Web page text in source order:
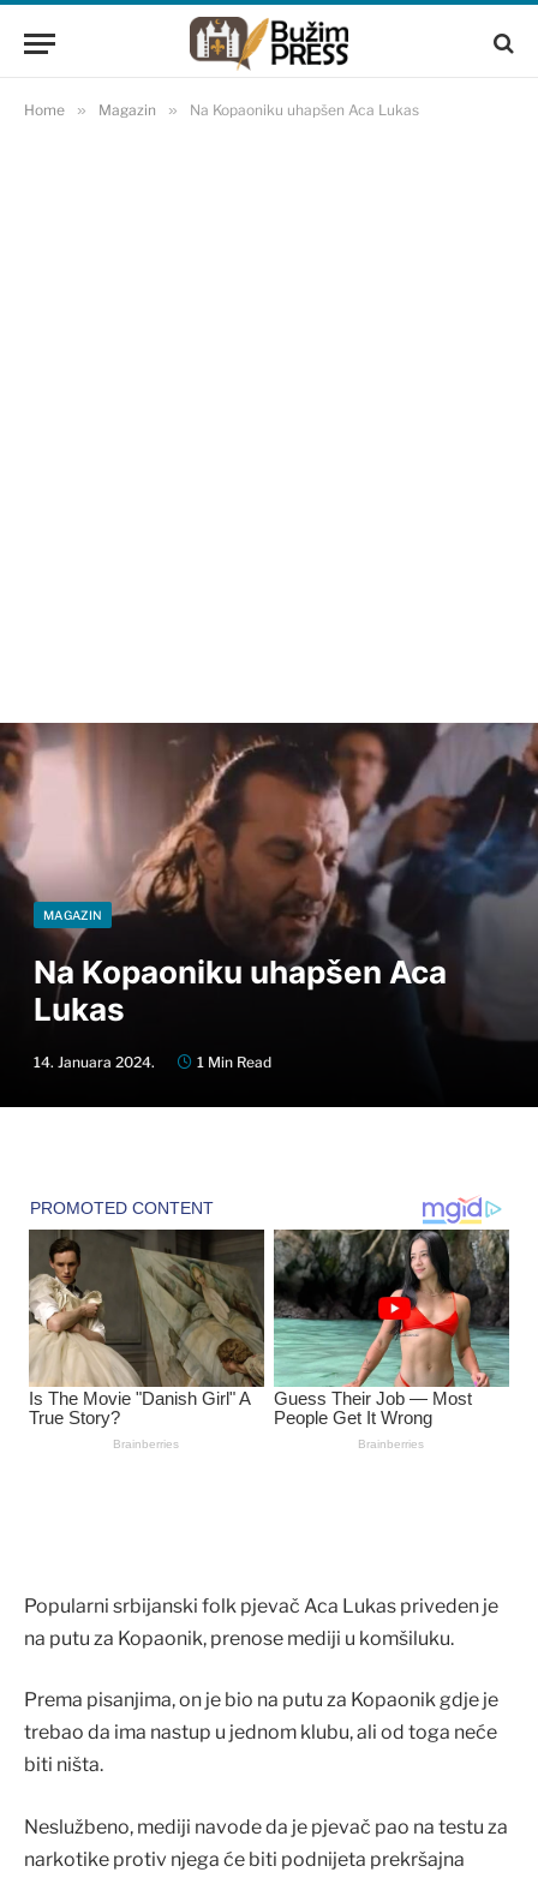
Home » Magazin » Na Kopaoniku uhapšen Aca Lukas
MAGAZIN
Na Kopaoniku uhapšen Aca
Lukas
14. Januara 2024. 1 Min Read
Popularni srbijanski folk pjevač Aca Lukas priveden je
na putu za Kopaonik, prenose mediji u komšiluku.
Prema pisanjima, on je bio na putu za Kopaonik gdje je
trebao da ima nastup u jednom klubu, ali od toga neće
biti ništa.
Neslužbeno, mediji navode da je pjevač pao na testu za
narkotike protiv njega će biti podnijeta prekršajna